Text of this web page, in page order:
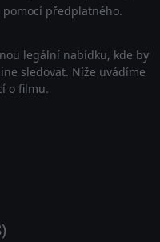
předplatného.
legální nabídku, kde by
sledovat. Níže uvádíme
o filmu.